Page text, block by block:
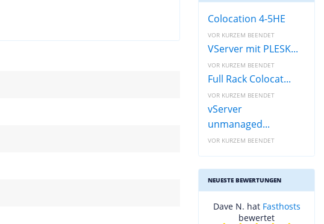
Colocation 4-5HE
VOR KURZEM BEENDET
VServer mit PLESK...
VOR KURZEM BEENDET
Full Rack Colocat...
VOR KURZEM BEENDET
vServer
unmanaged...
VOR KURZEM BEENDET
NEUESTE BEWERTUNGEN
Dave N. hat Fasthosts
bewertet